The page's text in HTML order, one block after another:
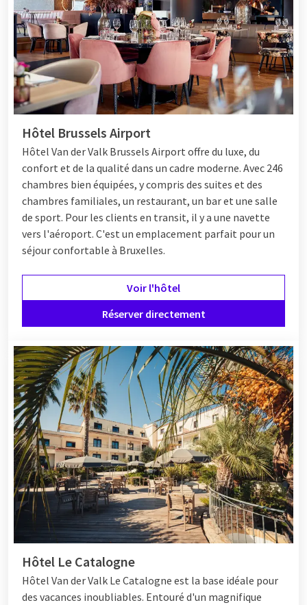
Hôtel Brussels Airport
Hôtel Van der Valk Brussels Airport offre du luxe, du
confort et de la qualité dans un cadre moderne. Avec 246
chambres bien équipées, y compris des suites et des
chambres familiales, un restaurant, un bar et une salle
de sport. Pour les clients en transit, il y a une navette
vers l'aéroport. C'est un emplacement parfait pour un
séjour confortable à Bruxelles.
Voir l'hôtel
Réserver directement
Hôtel Le Catalogne
Hôtel Van der Valk Le Catalogne est la base idéale pour
des vacances inoubliables. Entouré d'un magnifique